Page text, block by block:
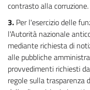
contrasto alla corruzione.
3. Per l'esercizio delle
l'Autorità nazionale
mediante richiesta di
alle pubbliche
provvedimenti richiesti
regole sulla